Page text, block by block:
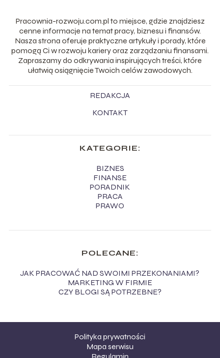
Pracownia-rozwoju.com.pl to miejsce, gdzie znajdziesz
cenne informacje na temat pracy, biznesu i finansów.
Nasza strona oferuje praktyczne artykuły i porady, które
pomogą Ci w rozwoju kariery oraz zarządzaniu finansami.
Zapraszamy do odkrywania inspirujących treści, które
ułatwią osiągnięcie Twoich celów zawodowych.
REDAKCJA
KONTAKT
KATEGORIE:
BIZNES
FINANSE
PORADNIK
PRACA
PRAWO
POLECANE:
JAK PRACOWAĆ NAD SWOIMI PRZEKONANIAMI?
MARKETING W FIRMIE
CZY BLOGI SĄ POTRZEBNE?
Polityka prywatności
Mapa serwisu